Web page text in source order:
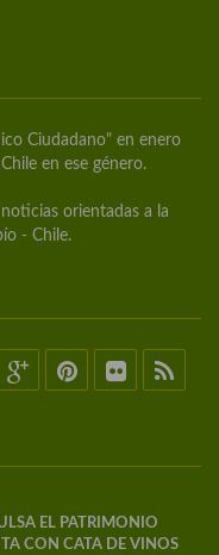
Ciudadano" en enero
en ese género.
orientadas a la
- Chile.
EL PATRIMONIO
CON CATA DE VINOS